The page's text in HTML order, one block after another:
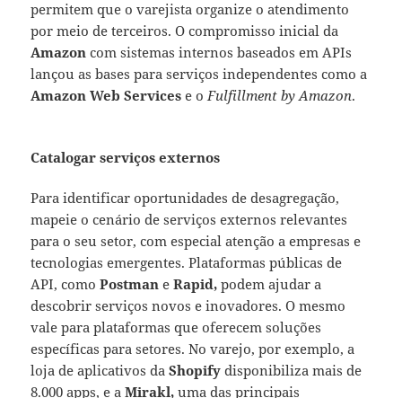
permitem que o varejista organize o atendimento
por meio de terceiros. O compromisso inicial da
Amazon com sistemas internos baseados em APIs
lançou as bases para serviços independentes como a
Amazon Web Services e oFulfillment by Amazon.
Catalogar serviços externos
Para identificar oportunidades de desagregação,
mapeie o cenário de serviços externos relevantes
para o seu setor, com especial atenção a empresas e
tecnologias emergentes. Plataformas públicas de
API, comoPostman eRapid, podem ajudar a
descobrir serviços novos e inovadores. O mesmo
vale para plataformas que oferecem soluções
específicas para setores. No varejo, por exemplo, a
loja de aplicativos daShopify disponibiliza mais de
8.000 apps, e aMirakl, uma das principais